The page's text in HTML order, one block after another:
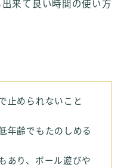
来て良い時間の使い方
止められないこと
年齢でもたのしめる
あり、ボール遊びや